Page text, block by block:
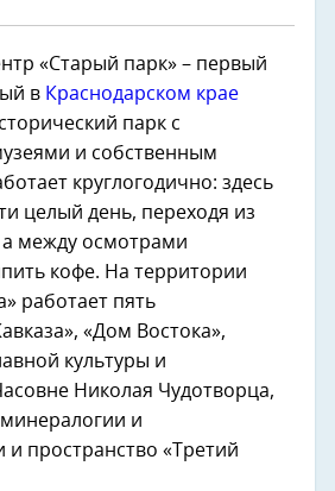
«Старый парк» – первый
в Краснодарском крае
парк с
и собственным
круглогодично: здесь
целый день, переходя из
а между осмотрами
кофе. На территории
работает пять
«Дом Востока»,
культуры и
Николая Чудотворца,
и
и пространство «Третий